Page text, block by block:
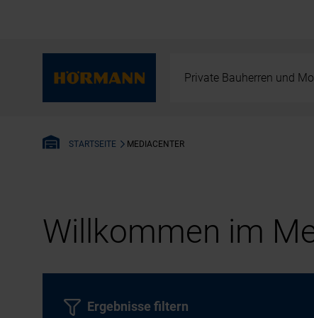
Private Bauherren und
STARTSEITE MEDIACENTER
Willkommen im
Ergebnisse filtern